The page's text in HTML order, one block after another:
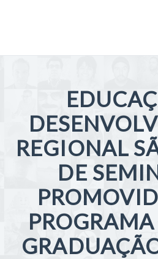
REGIONAL
DE